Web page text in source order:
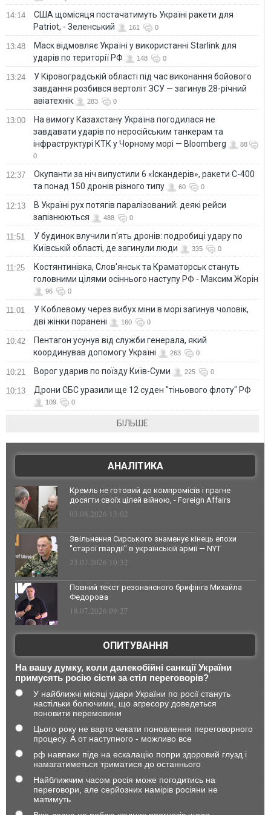
14:14
США щомісяця постачатимуть Україні ракети для
Patriot, - Зеленський
161 0
13:48
Маск відмовляє Україні у використанні Starlink для
ударів по території РФ
148 0
13:24
У Кіровоградській області під час виконання бойового
завдання розбився вертоліт ЗСУ — загинув 28-річний
авіатехнік
283 0
13:00
На вимогу Казахстану Україна погодилася не
завдавати ударів по неросійським танкерам та
інфраструктурі КТК у Чорному морі — Bloomberg
88
0
12:37
Окупанти за ніч випустили 6 «Іскандерів», ракети С-400
та понад 150 дронів різного типу
60 0
12:13
В Україні рух потягів паралізований: деякі рейси
запізнюються
488 0
11:51
У будинок влучили п'ять дронів: подробиці удару по
Київській області, де загинули люди
335 0
11:25
Костянтинівка, Слов'янськ та Краматорськ стануть
головними цілями осіннього наступу РФ - Максим Жорін
96 0
11:01
У Коблевому через вибух міни в морі загинув чоловік,
дві жінки поранені
160 0
10:42
Пентагон усунув від служби генерала, який
координував допомогу Україні
263 0
10:21 Ворог ударив по поїзду Київ-Суми 225 0
10:13 Дрони СБС уразили ще 12 суден "тіньового флоту" РФ
109 0
БІЛЬШЕ
АНАЛІТИКА
Кремль не готовий до компромісів і прагне
досягти своїх цілей війною, - Foreign Affairs
03.08.2026 13:02
Звільнення Сирського знаменує кінець епохи
"старої гвардії" в українській армії — NYT
23.07.2026 10:32
Повний текст резонансного брифінга Михайла
Федорова
18.07.2026 09:27
ОПИТУВАННЯ
На вашу думку, коли далекобійні санкції України
примусять росію сісти за стіл переговорів?
У найближчі місяці удари України по росії стануть
настільки болючими, що агресору доведеться
поновити перемовини
Цього року не варто чекати поновлення переговорного
процесу. А от наступного - можливо все
рф навпаки піде на ескалацію попри здоровий глузд і
намагатиметься триматися до останнього
Найближчим часом росія може погодитись на
переговори, але серйозних намірів росіяни не
матимуть